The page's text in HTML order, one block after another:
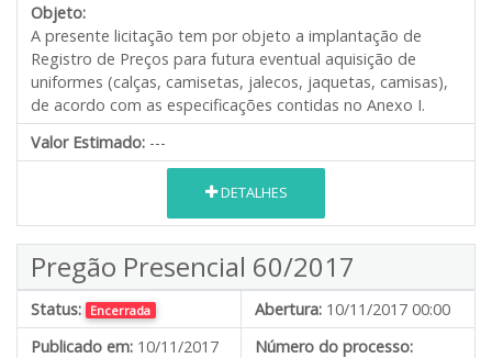
Objeto:
A presente licitação tem por objeto a implantação de
Registro de Preços para futura eventual aquisição de
uniformes (calças, camisetas, jalecos, jaquetas, camisas),
de acordo com as especificações contidas no Anexo I.
Valor Estimado: ---
DETALHES
Pregão Presencial 60/2017
Status: Encerrada Abertura: 10/11/2017 00:00
Publicado em: 10/11/2017
Número do processo: